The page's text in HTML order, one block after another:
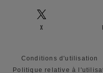
X
Conditions d'utilisation
Politique relative à